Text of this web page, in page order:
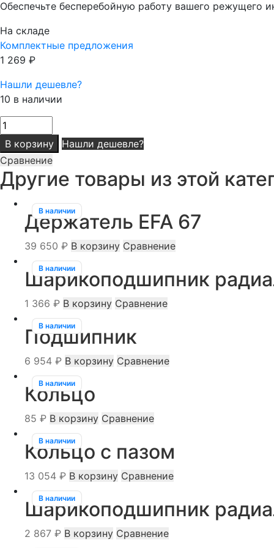
Обеспечьте бесперебойную работу вашего режущего
На складе
Комплектные предложения
1 269 ₽
Нашли дешевле?
10 в наличии
Количество
товара
Амортизатор
В корзину
Нашли дешевле?
Сравнение
Другие товары из этой
В наличии
Держатель EFA 67
39 650 ₽ В корзину Сравнение
В наличии
Шарикоподшипник
1 366 ₽ В корзину Сравнение
В наличии
Подшипник
6 954 ₽ В корзину Сравнение
В наличии
Кольцо
85 ₽ В корзину Сравнение
В наличии
Кольцо с пазом
13 054 ₽ В корзину Сравнение
В наличии
Шарикоподшипник
2 867 ₽ В корзину Сравнение